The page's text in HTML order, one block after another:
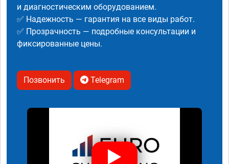
и диагностическим оборудованием.
✅ Надежность — гарантия на все виды работ.
✅ Прозрачность — подробные консультации и
фиксированные цены.
Позвонить Telegram